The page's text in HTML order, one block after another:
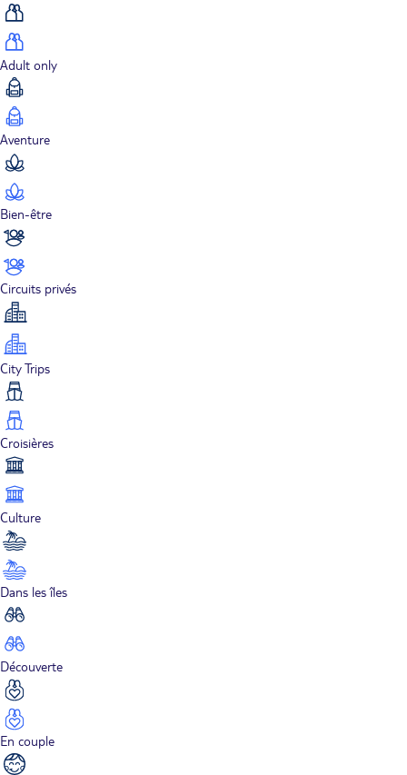
Adult only
Aventure
Bien-être
Circuits privés
City Trips
Croisières
Culture
Dans les îles
Découverte
En couple